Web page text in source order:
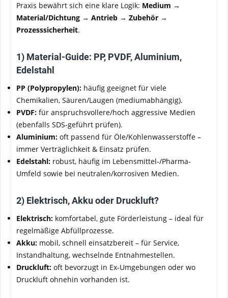
Praxis bewährt sich eine klare Logik: Medium →
Material/Dichtung → Antrieb → Zubehör →
Prozesssicherheit.
1) Material-Guide: PP, PVDF, Aluminium,
Edelstahl
PP (Polypropylen): häufig geeignet für viele
Chemikalien, Säuren/Laugen (mediumabhängig).
PVDF: für anspruchsvollere/hoch aggressive Medien
(ebenfalls SDS-geführt prüfen).
Aluminium: oft passend für Öle/Kohlenwasserstoffe –
immer Verträglichkeit & Einsatz prüfen.
Edelstahl: robust, häufig im Lebensmittel-/Pharma-
Umfeld sowie bei neutralen/korrosiven Medien.
2) Elektrisch, Akku oder Druckluft?
Elektrisch: komfortabel, gute Förderleistung – ideal für
regelmäßige Abfüllprozesse.
Akku: mobil, schnell einsatzbereit – für Service,
Instandhaltung, wechselnde Entnahmestellen.
Druckluft: oft bevorzugt in Ex-Umgebungen oder wo
Druckluft ohnehin vorhanden ist.